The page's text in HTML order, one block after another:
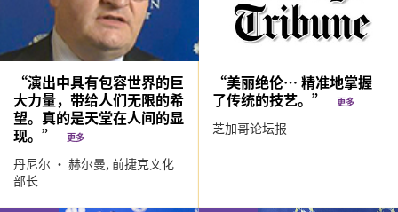
“演出中具有包容世界的巨
大力量，带给人们无限的希
望。真的是天堂在人间的显
现。”
更多
丹尼尔 · 赫尔曼, 前捷克文化
部长
“美丽绝伦… 精准地掌握
了传统的技艺。”更多
芝加哥论坛报